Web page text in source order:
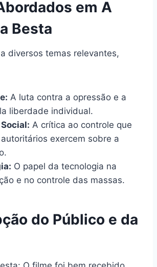
em A
Besta
diversos temas relevantes,
A luta contra a opressão e a
liberdade individual.
A crítica ao controle que
exercem sobre a
O papel da tecnologia na
e no controle das massas.
do Público e da